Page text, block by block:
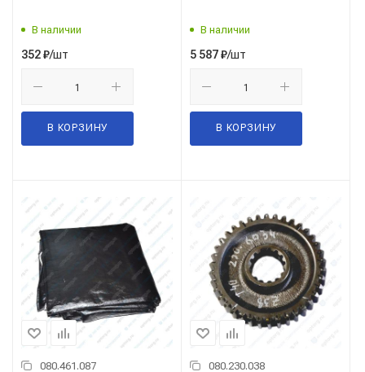
В наличии
352₽/шт
В КОРЗИНУ
В наличии
5 587₽/шт
В КОРЗИНУ
080.461.087 080.230.038